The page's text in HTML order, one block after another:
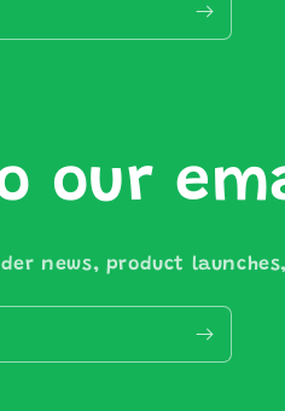
our
news, product